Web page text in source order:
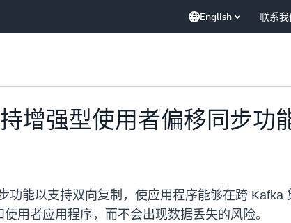
English 联系我
增强型使用者偏移同步功
功能以支持双向复制，使应用程序能够在跨 Kafka
用者应用程序，而不会出现数据丢失的风险。